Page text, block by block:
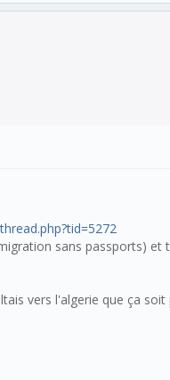
sans passports)
vers l'algerie que ça